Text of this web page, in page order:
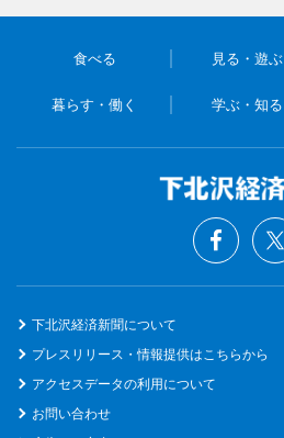
食べる 見る・遊ぶ
暮らす・働く 学ぶ・知る
下北沢経済新聞について
プレスリリース・情報提供はこちらから
アクセスデータの利用について
お問い合わせ